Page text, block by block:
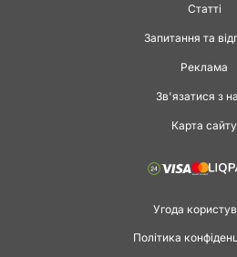
Статті
Запитання та
Реклама
Зв'язатися з
Карта сайту
Угода
Політика